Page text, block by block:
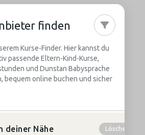
finden
Kurse-Finder. Hier kannst du
passende Eltern-Kind-Kurse,
und Dunstan Babysprache
bequem online buchen und sicher
deiner Nähe Löschen